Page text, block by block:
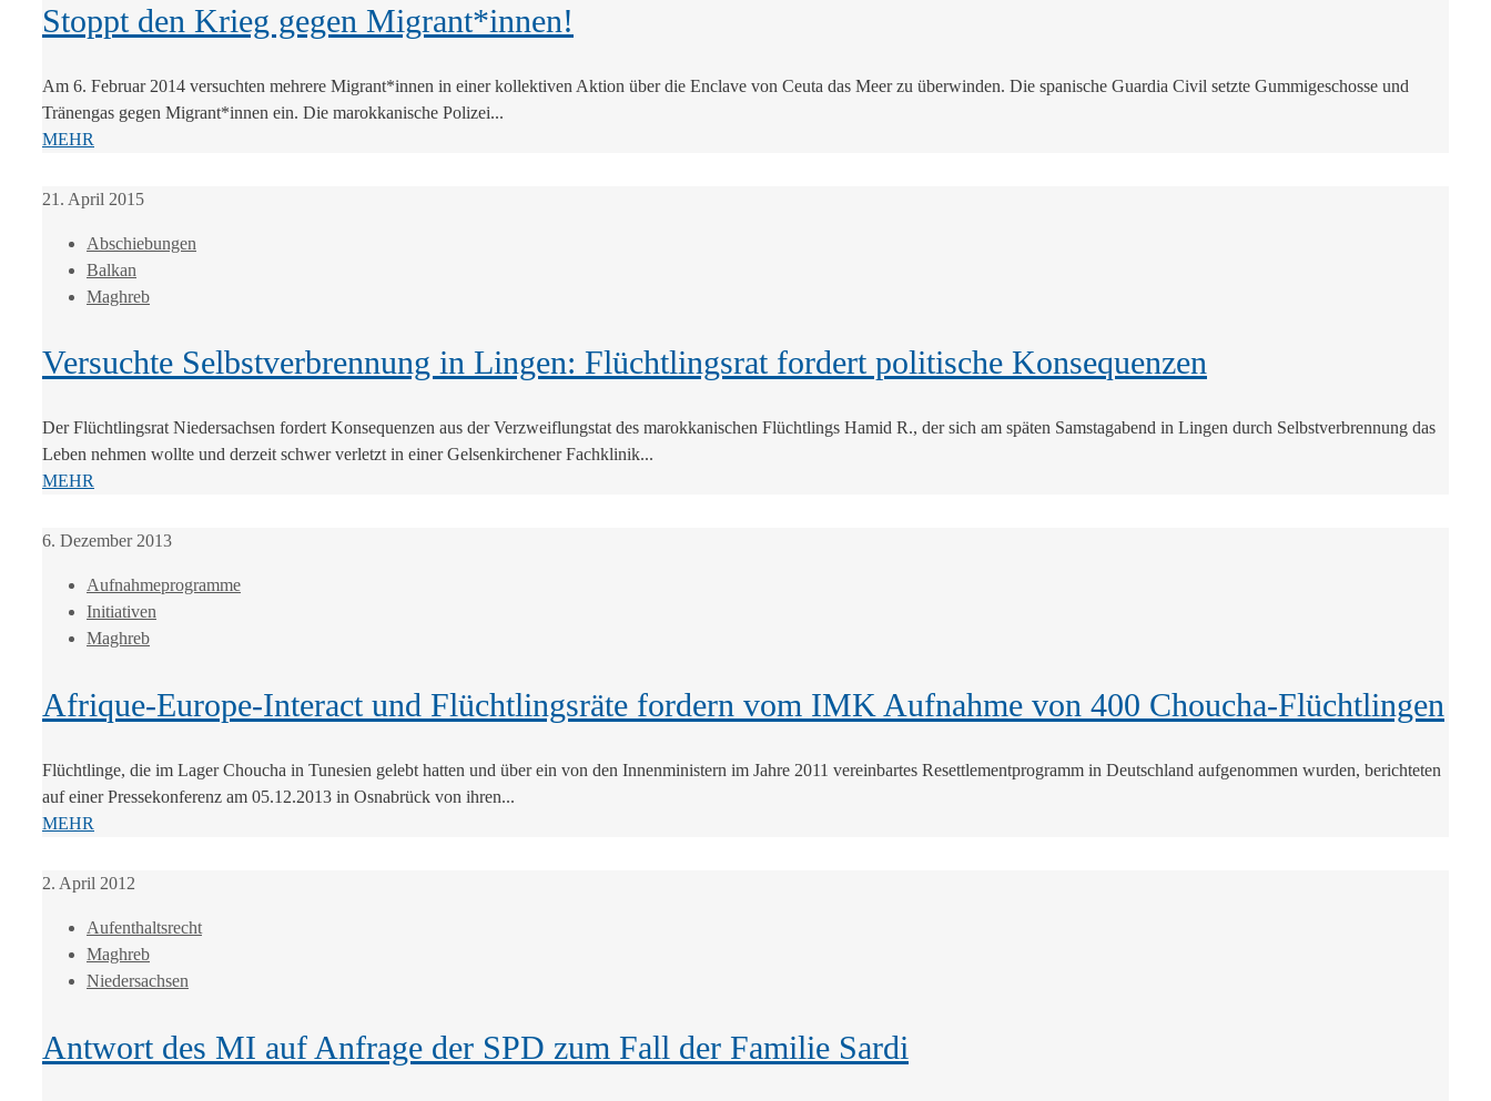
Stoppt den Krieg gegen Migrant*innen!
Am 6. Februar 2014 versuchten mehrere Migrant*innen in einer kollektiven Aktion über die Enclave von Ceuta das Meer zu überwinden. Die spanische Guardia Civil setzte Gummigeschosse und
Tränengas gegen Migrant*innen ein. Die marokkanische Polizei...
MEHR
21. April 2015
Abschiebungen
Balkan
Maghreb
Versuchte Selbstverbrennung in Lingen: Flüchtlingsrat fordert politische Konsequenzen
Der Flüchtlingsrat Niedersachsen fordert Konsequenzen aus der Verzweiflungstat des marokkanischen Flüchtlings Hamid R., der sich am späten Samstagabend in Lingen durch Selbstverbrennung das
Leben nehmen wollte und derzeit schwer verletzt in einer Gelsenkirchener Fachklinik...
MEHR
6. Dezember 2013
Aufnahmeprogramme
Initiativen
Maghreb
Afrique-Europe-Interact und Flüchtlingsräte fordern vom IMK Aufnahme von 400 Choucha-Flüchtlingen
Flüchtlinge, die im Lager Choucha in Tunesien gelebt hatten und über ein von den Innenministern im Jahre 2011 vereinbartes Resettlementprogramm in Deutschland aufgenommen wurden, berichteten
auf einer Pressekonferenz am 05.12.2013 in Osnabrück von ihren...
MEHR
2. April 2012
Aufenthaltsrecht
Maghreb
Niedersachsen
Antwort des MI auf Anfrage der SPD zum Fall der Familie Sardi